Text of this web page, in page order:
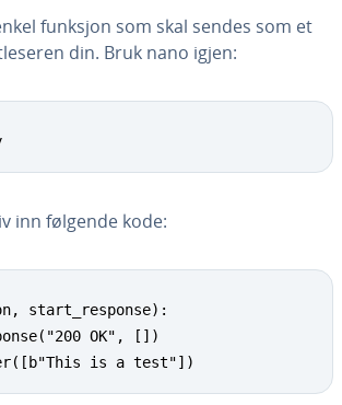
funksjon som skal sendes som et
din. Bruk nano igjen:
inn følgende kode:
start_response):
is a test"])